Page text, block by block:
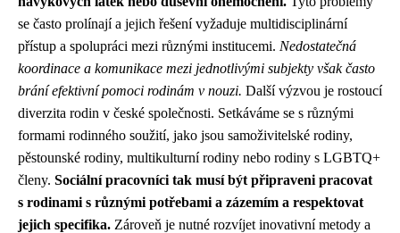
se často prolínají a jejich řešení vyžaduje multidisciplinární
přístup a spolupráci mezi různými institucemi. Nedostatečná
koordinace a komunikace mezi jednotlivými subjekty však často
brání efektivní pomoci rodinám v nouzi. Další výzvou je rostoucí
diverzita rodin v české společnosti. Setkáváme se s různými
formami rodinného soužití, jako jsou samoživitelské rodiny,
pěstounské rodiny, multikulturní rodiny nebo rodiny s LGBTQ+
členy. Sociální pracovníci tak musí být připraveni pracovat
s rodinami s různými potřebami a zázemím a respektovat
jejich specifika. Zároveň je nutné rozvíjet inovativní metody a